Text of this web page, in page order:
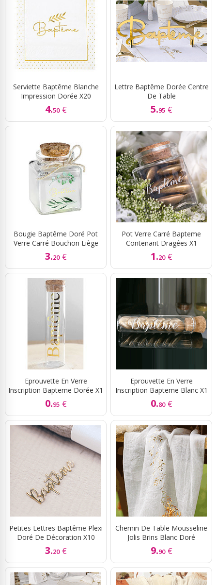
Serviette Baptême Blanche
Impression Dorée X20
4.50 €
Lettre Baptême Dorée Centre
De Table
5.95 €
Bougie Baptême Doré Pot
Verre Carré Bouchon Liège
3.20 €
Pot Verre Carré Bapteme
Contenant Dragées X1
1.20 €
Eprouvette En Verre
Inscription Bapteme Dorée X1
0.95 €
Eprouvette En Verre
Inscription Bapteme Blanc X1
0.80 €
Petites Lettres Baptême Plexi
Doré De Décoration X10
3.20 €
Chemin De Table Mousseline
Jolis Brins Blanc Doré
9.90 €